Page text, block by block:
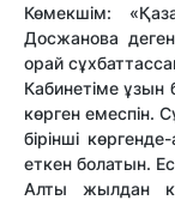
Көмекшім:
Досжанова
орай
Кабинетіме ұзын
көрген емеспін.
бірінші
еткен болатын.
Алты жылдан